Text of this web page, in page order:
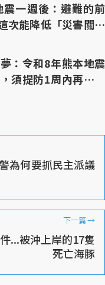
一週後：避難的前
次能降低「災害關聯
：令和8年熊本地震
須提防1周內再有強
為何要抓民主派議
下一篇→
...被沖上岸的17隻
死亡海豚